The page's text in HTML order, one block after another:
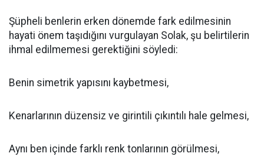
Şüpheli benlerin erken dönemde fark edilmesinin
hayati önem taşıdığını vurgulayan Solak, şu belirtilerin
ihmal edilmemesi gerektiğini söyledi:
Benin simetrik yapısını kaybetmesi,
Kenarlarının düzensiz ve girintili çıkıntılı hale gelmesi,
Aynı ben içinde farklı renk tonlarının görülmesi,